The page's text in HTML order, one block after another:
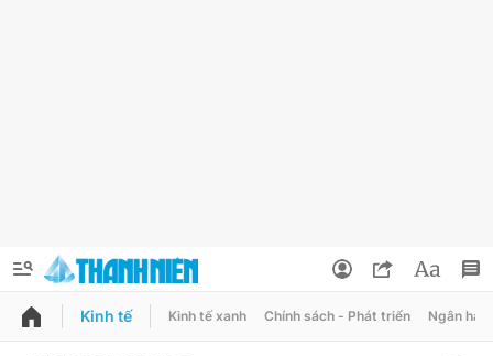
QUẢNG CÁO
Kinh tế Kinh tế xanh Chính sách - Phát triển Ngân